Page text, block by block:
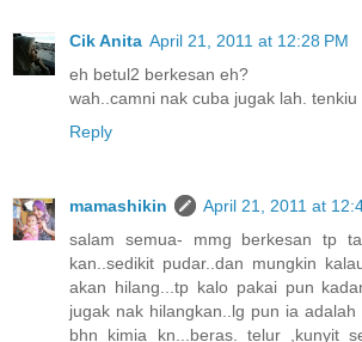
Cik Anita April 21, 2011 at 12:28 PM
eh betul2 berkesan eh?
wah..camni nak cuba jugak lah.
Reply
mamashikin
April 21, 2011 at
salam semua- mmg berkesan tp
kan..sedikit pudar..dan mungkin
akan hilang...tp kalo pakai pun
jugak nak hilangkan..lg pun ia
bhn kimia kn...beras. telur ,kunyit